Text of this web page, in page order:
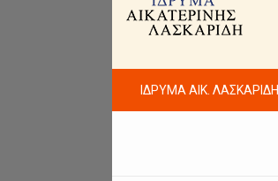
ΙΔΡΥΜΑ ΑΙΚ. ΛΑΣΚΑΡΙΔΗ